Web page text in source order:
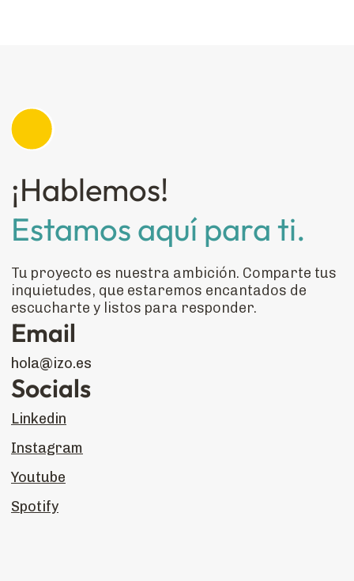
¡Hablemos!
Estamos aquí para ti.
Tu proyecto es nuestra ambición. Comparte tus
inquietudes, que estaremos encantados de
escucharte y listos para responder.
Email
hola@izo.es
Socials
Linkedin
Instagram
Youtube
Spotify